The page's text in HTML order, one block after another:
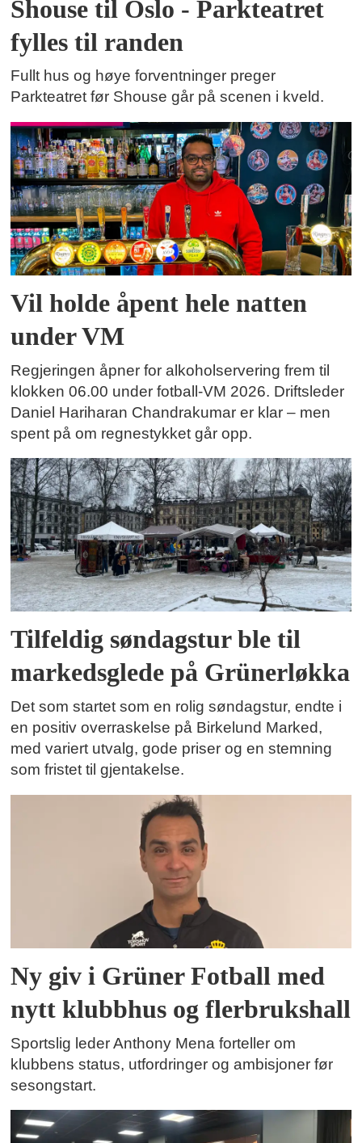
Shouse til Oslo - Parkteatret
fylles til randen
Fullt hus og høye forventninger preger
Parkteatret før Shouse går på scenen i kveld.
Vil holde åpent hele natten
under VM
Regjeringen åpner for alkoholservering frem til
klokken 06.00 under fotball-VM 2026. Driftsleder
Daniel Hariharan Chandrakumar er klar – men
spent på om regnestykket går opp.
Tilfeldig søndagstur ble til
markedsglede på Grünerløkka
Det som startet som en rolig søndagstur, endte i
en positiv overraskelse på Birkelund Marked,
med variert utvalg, gode priser og en stemning
som fristet til gjentakelse.
Ny giv i Grüner Fotball med
nytt klubbhus og flerbrukshall
Sportslig leder Anthony Mena forteller om
klubbens status, utfordringer og ambisjoner før
sesongstart.